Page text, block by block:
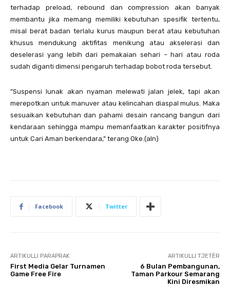
terhadap preload, rebound dan compression akan banyak
membantu jika memang memiliki kebutuhan spesifik tertentu,
misal berat badan terlalu kurus maupun berat atau kebutuhan
khusus mendukung aktifitas menikung atau akselerasi dan
deselerasi yang lebih dari pemakaian sehari – hari atau roda
sudah diganti dimensi pengaruh terhadap bobot roda tersebut.
“Suspensi lunak akan nyaman melewati jalan jelek, tapi akan
merepotkan untuk manuver atau kelincahan diaspal mulus. Maka
sesuaikan kebutuhan dan pahami desain rancang bangun dari
kendaraan sehingga mampu memanfaatkan karakter positifnya
untuk Cari Aman berkendara,” terang Oke.(aln)
Facebook Twitter
ARTIKULLI PARAPRAK
First Media Gelar Turnamen
Game Free Fire
ARTIKULLI TJETËR
6 Bulan Pembangunan,
Taman Parkour Semarang
Kini Diresmikan